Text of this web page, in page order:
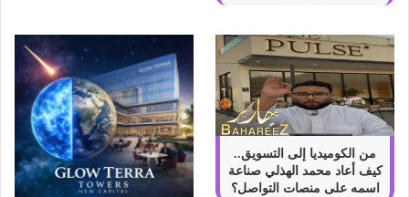
من الكوميديا إلى التسويق..
كيف أعاد محمد الهذلي صناعة
اسمه على منصات التواصل؟